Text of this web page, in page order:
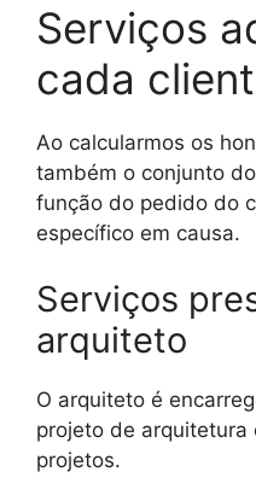
Serviços
cada
Ao calcularmos os
também o conjunto
função do pedido do
específico em causa.
Serviços
arquiteto
O arquiteto é
projeto de arquitetura
projetos.